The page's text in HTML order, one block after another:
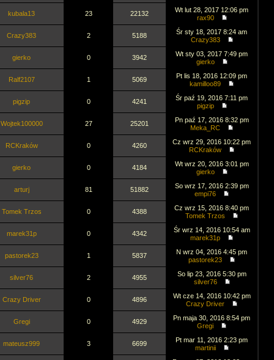
kubala13 23 22132
Wt lut 28, 2017 12:06 pm
rax90
Crazy383 2 5188
Śr sty 18, 2017 8:24 am
Crazy383
gierko 0 3942
Wt sty 03, 2017 7:49 pm
gierko
Ralf2107 1 5069
Pt lis 18, 2016 12:09 pm
kamilloo89
pigzip 0 4241
Śr paź 19, 2016 7:11 pm
pigzip
Wojtek100000 27 25201
Pn paź 17, 2016 8:32 pm
Meka_RC
RCKraków 0 4260
Cz wrz 29, 2016 10:22 pm
RCKraków
gierko 0 4184
Wt wrz 20, 2016 3:01 pm
gierko
arturj 81 51882
So wrz 17, 2016 2:39 pm
empi76
Tomek Trzos 0 4388
Cz wrz 15, 2016 8:40 pm
Tomek Trzos
marek31p 0 4342
Śr wrz 14, 2016 10:54 am
marek31p
pastorek23 1 5837
N wrz 04, 2016 4:45 pm
pastorek23
silver76 2 4955
So lip 23, 2016 5:30 pm
silver76
Crazy Driver 0 4896
Wt cze 14, 2016 10:42 pm
Crazy Driver
Gregi 0 4929
Pn maja 30, 2016 8:54 pm
Gregi
mateusz999 3 6699
Pt mar 11, 2016 2:23 pm
martinii